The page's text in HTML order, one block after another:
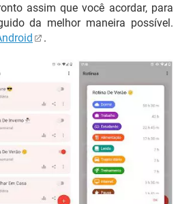
assim que você acordar, para
da melhor maneira possível.
.